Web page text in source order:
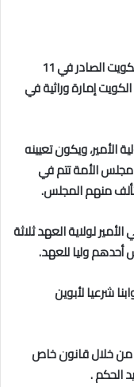
إن تعيين ولي العهد يأتي بقوة دستور دولة الكويت الصادر في 11
تنص على أن الكويت إمارة وراثية في
الأمير، ويكون تعيينه
مجلس الأمة تتم في
منهم المجلس.
لولاية العهد ثلاثة
أحدهم وليا للعهد.
شرعيا لأبوين
من خلال قانون خاص
الحكم .